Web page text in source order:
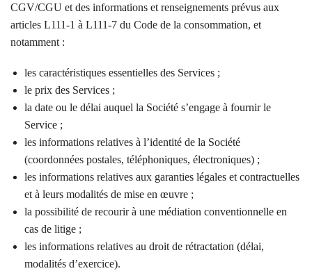
CGV/CGU et des informations et renseignements prévus aux
articles L111-1 à L111-7 du Code de la consommation, et
notamment :
les caractéristiques essentielles des Services ;
le prix des Services ;
la date ou le délai auquel la Société s’engage à fournir le
Service ;
les informations relatives à l’identité de la Société
(coordonnées postales, téléphoniques, électroniques) ;
les informations relatives aux garanties légales et contractuelles
et à leurs modalités de mise en œuvre ;
la possibilité de recourir à une médiation conventionnelle en
cas de litige ;
les informations relatives au droit de rétractation (délai,
modalités d’exercice).